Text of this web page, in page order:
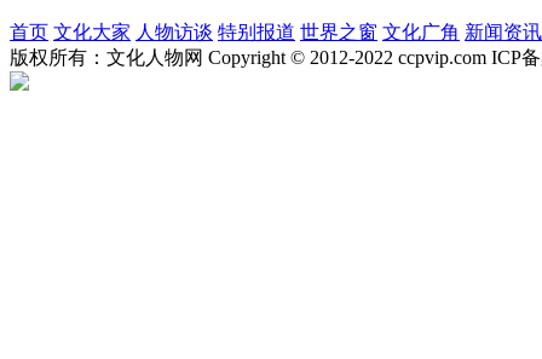
首页 文化大家 人物访谈 特别报道 世界之窗 文化广角 新闻资讯
版权所有：文化人物网 Copyright © 2012-2022 ccpvip.com ICP